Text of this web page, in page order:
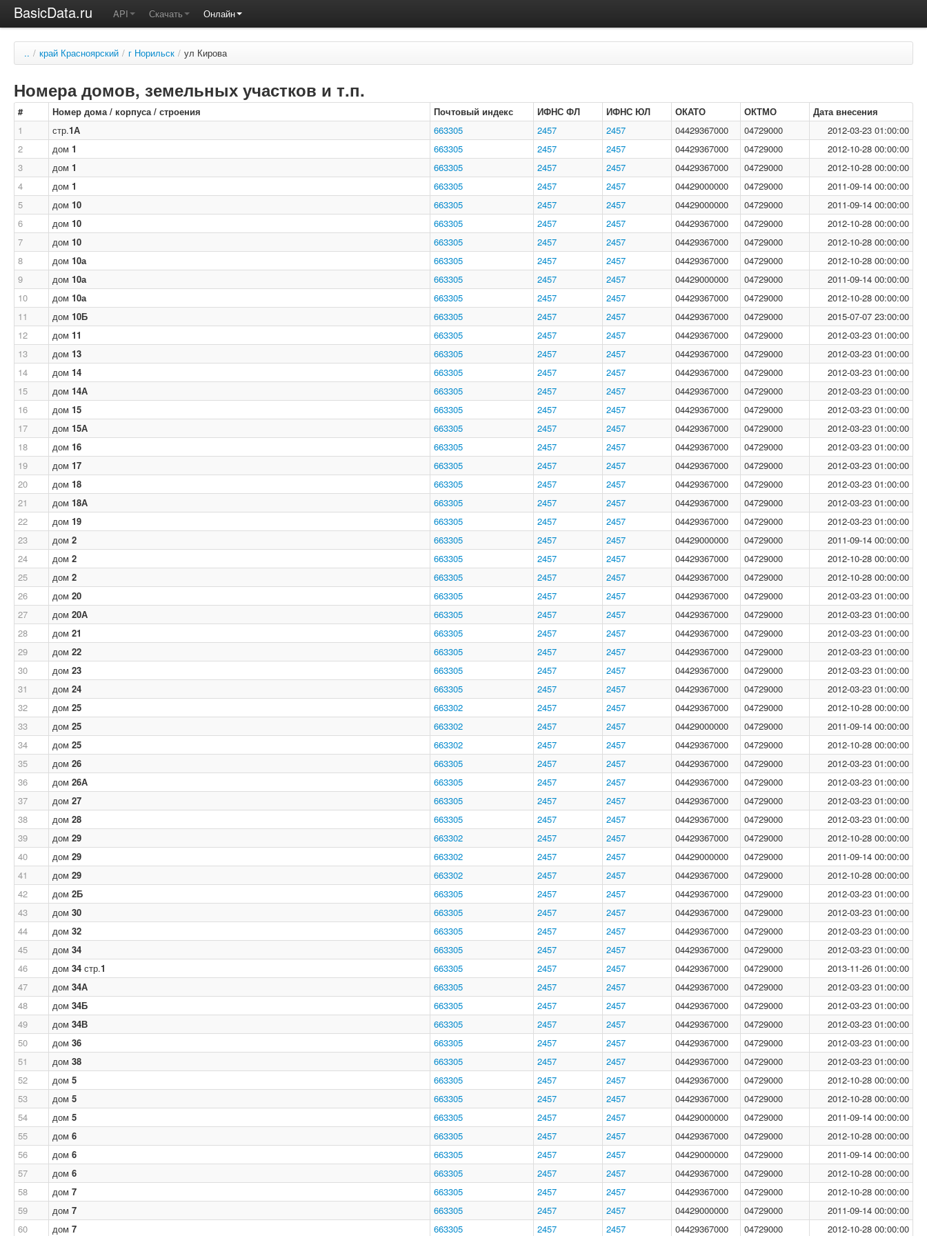
BasicData.ru API Скачать Онлайн
.. / край Красноярский / г Норильск / ул Кирова
Номера домов, земельных участков и т.п.
# Номер дома / корпуса / строения Почтовый индекс ИФНС ФЛ ИФНС ЮЛ ОКАТО ОКТМО
Дата внесения
1
стр.1А 663305 2457 2457 04429367000 04729000
2012-03-23 01:00:00
2
дом 1 663305 2457 2457 04429367000 04729000
2012-10-28 00:00:00
3
дом 1 663305 2457 2457 04429367000 04729000
2012-10-28 00:00:00
4
дом 1 663305 2457 2457 04429000000 04729000
2011-09-14 00:00:00
5
дом 10 663305 2457 2457 04429000000 04729000
2011-09-14 00:00:00
6
дом 10 663305 2457 2457 04429367000 04729000
2012-10-28 00:00:00
7
дом 10 663305 2457 2457 04429367000 04729000
2012-10-28 00:00:00
8
дом 10а 663305 2457 2457 04429367000 04729000
2012-10-28 00:00:00
9
дом 10а 663305 2457 2457 04429000000 04729000
2011-09-14 00:00:00
10
дом 10а 663305 2457 2457 04429367000 04729000
2012-10-28 00:00:00
11
дом 10Б 663305 2457 2457 04429367000 04729000
2015-07-07 23:00:00
12
дом 11 663305 2457 2457 04429367000 04729000
2012-03-23 01:00:00
13
дом 13 663305 2457 2457 04429367000 04729000
2012-03-23 01:00:00
14
дом 14 663305 2457 2457 04429367000 04729000
2012-03-23 01:00:00
15
дом 14А 663305 2457 2457 04429367000 04729000
2012-03-23 01:00:00
16
дом 15 663305 2457 2457 04429367000 04729000
2012-03-23 01:00:00
17
дом 15А 663305 2457 2457 04429367000 04729000
2012-03-23 01:00:00
18
дом 16 663305 2457 2457 04429367000 04729000
2012-03-23 01:00:00
19
дом 17 663305 2457 2457 04429367000 04729000
2012-03-23 01:00:00
20
дом 18 663305 2457 2457 04429367000 04729000
2012-03-23 01:00:00
21
дом 18А 663305 2457 2457 04429367000 04729000
2012-03-23 01:00:00
22
дом 19 663305 2457 2457 04429367000 04729000
2012-03-23 01:00:00
23
дом 2 663305 2457 2457 04429000000 04729000
2011-09-14 00:00:00
24
дом 2 663305 2457 2457 04429367000 04729000
2012-10-28 00:00:00
25
дом 2 663305 2457 2457 04429367000 04729000
2012-10-28 00:00:00
26
дом 20 663305 2457 2457 04429367000 04729000
2012-03-23 01:00:00
27
дом 20А 663305 2457 2457 04429367000 04729000
2012-03-23 01:00:00
28
дом 21 663305 2457 2457 04429367000 04729000
2012-03-23 01:00:00
29
дом 22 663305 2457 2457 04429367000 04729000
2012-03-23 01:00:00
30
дом 23 663305 2457 2457 04429367000 04729000
2012-03-23 01:00:00
31
дом 24 663305 2457 2457 04429367000 04729000
2012-03-23 01:00:00
32
дом 25 663302 2457 2457 04429367000 04729000
2012-10-28 00:00:00
33
дом 25 663302 2457 2457 04429000000 04729000
2011-09-14 00:00:00
34
дом 25 663302 2457 2457 04429367000 04729000
2012-10-28 00:00:00
35
дом 26 663305 2457 2457 04429367000 04729000
2012-03-23 01:00:00
36
дом 26А 663305 2457 2457 04429367000 04729000
2012-03-23 01:00:00
37
дом 27 663305 2457 2457 04429367000 04729000
2012-03-23 01:00:00
38
дом 28 663305 2457 2457 04429367000 04729000
2012-03-23 01:00:00
39
дом 29 663302 2457 2457 04429367000 04729000
2012-10-28 00:00:00
40
дом 29 663302 2457 2457 04429000000 04729000
2011-09-14 00:00:00
41
дом 29 663302 2457 2457 04429367000 04729000
2012-10-28 00:00:00
42
дом 2Б 663305 2457 2457 04429367000 04729000
2012-03-23 01:00:00
43
дом 30 663305 2457 2457 04429367000 04729000
2012-03-23 01:00:00
44
дом 32 663305 2457 2457 04429367000 04729000
2012-03-23 01:00:00
45
дом 34 663305 2457 2457 04429367000 04729000
2012-03-23 01:00:00
46
дом 34 стр.1 663305 2457 2457 04429367000 04729000
2013-11-26 01:00:00
47
дом 34А 663305 2457 2457 04429367000 04729000
2012-03-23 01:00:00
48
дом 34Б 663305 2457 2457 04429367000 04729000
2012-03-23 01:00:00
49
дом 34В 663305 2457 2457 04429367000 04729000
2012-03-23 01:00:00
50
дом 36 663305 2457 2457 04429367000 04729000
2012-03-23 01:00:00
51
дом 38 663305 2457 2457 04429367000 04729000
2012-03-23 01:00:00
52
дом 5 663305 2457 2457 04429367000 04729000
2012-10-28 00:00:00
53
дом 5 663305 2457 2457 04429367000 04729000
2012-10-28 00:00:00
54
дом 5 663305 2457 2457 04429000000 04729000
2011-09-14 00:00:00
55
дом 6 663305 2457 2457 04429367000 04729000
2012-10-28 00:00:00
56
дом 6 663305 2457 2457 04429000000 04729000
2011-09-14 00:00:00
57
дом 6 663305 2457 2457 04429367000 04729000
2012-10-28 00:00:00
58
дом 7 663305 2457 2457 04429367000 04729000
2012-10-28 00:00:00
59
дом 7 663305 2457 2457 04429000000 04729000
2011-09-14 00:00:00
60
дом 7 663305 2457 2457 04429367000 04729000 2012-10-28 00:00:00